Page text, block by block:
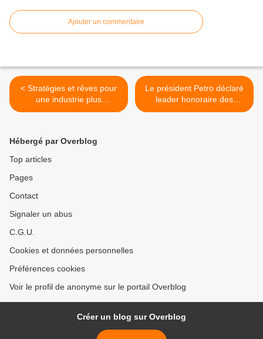
Ajouter un commentaire
< Stratégies et rêves pour
une industrie plus
automatisée à Cuba
Le président Petro déclaré
leader honoraire des
peuples autochtones à la
Hébergé par Overblog
Top articles
Pages
Contact
Signaler un abus
C.G.U.
Cookies et données personnelles
Préférences cookies
Voir le profil de anonyme sur le portail Overblog
Créer un blog sur Overblog